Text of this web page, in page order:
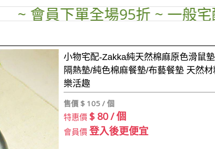
會員下單全場95折 ~ 一般宅配
小物宅配-Zakka純天然棉麻原色滑鼠
隔熱墊/純色棉麻餐墊/布藝餐墊 天然
樂活趣
售價 $105 / 個
特惠價 $ 80 / 個
會員價登入後更便宜